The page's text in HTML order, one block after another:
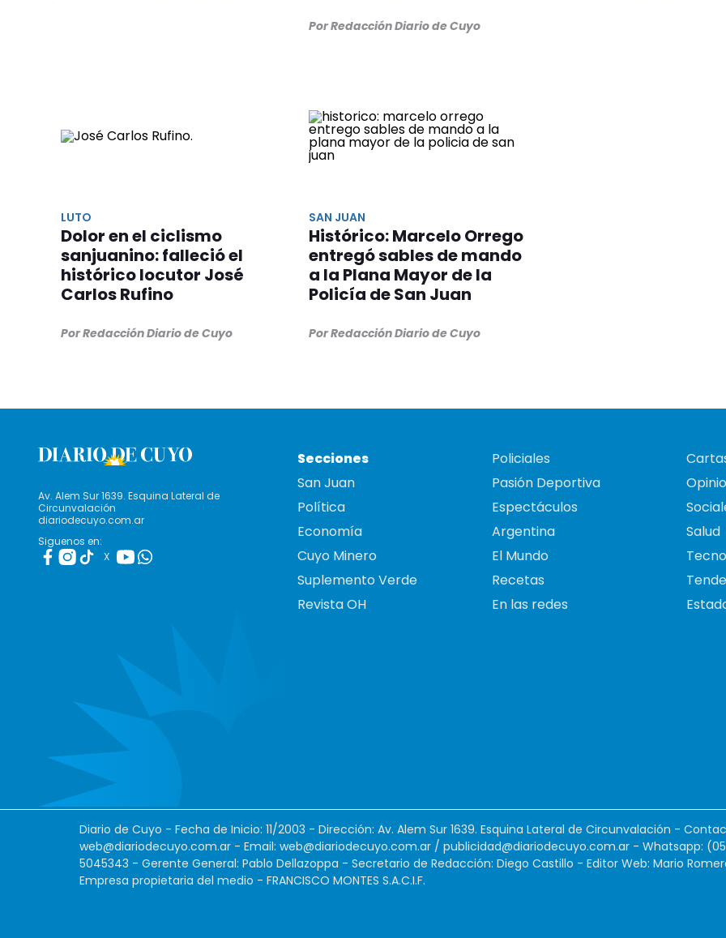
Por Redacción Diario de Cuyo
LUTO
Dolor en el ciclismo
sanjuanino: falleció el
histórico locutor José
Carlos Rufino
Por Redacción Diario de Cuyo
SAN JUAN
Histórico: Marcelo Orrego
entregó sables de mando
a la Plana Mayor de la
Policía de San Juan
Por Redacción Diario de Cuyo
Av. Alem Sur 1639. Esquina Lateral de
Circunvalación
diariodecuyo.com.ar
Siguenos en:
X
Secciones
San Juan
Política
Economía
Cuyo Minero
Suplemento Verde
Revista OH
Policiales
Pasión Deportiva
Espectáculos
Argentina
El Mundo
Recetas
En las redes
Salud
Diario de Cuyo - Fecha de Inicio: 11/2003 - Dirección: Av. Alem Sur 1639. Esquina Lateral de Circunvalación -
web@diariodecuyo.com.ar - Email: web@diariodecuyo.com.ar / publicidad@diariodecuyo.com.ar - Whatsapp:
5045343 - Gerente General: Pablo Dellazoppa - Secretario de Redacción: Diego Castillo - Editor Web: Mario
Empresa propietaria del medio - FRANCISCO MONTES S.A.C.I.F.